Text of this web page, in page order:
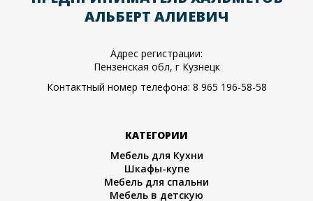
АЛЬБЕРТ АЛИЕВИЧ
Адрес регистрации:
Пензенская обл, г Кузнецк
Контактный номер телефона: 8 965 196-58-58
КАТЕГОРИИ
Мебель для Кухни
Шкафы-купе
Мебель для спальни
Мебель в детскую